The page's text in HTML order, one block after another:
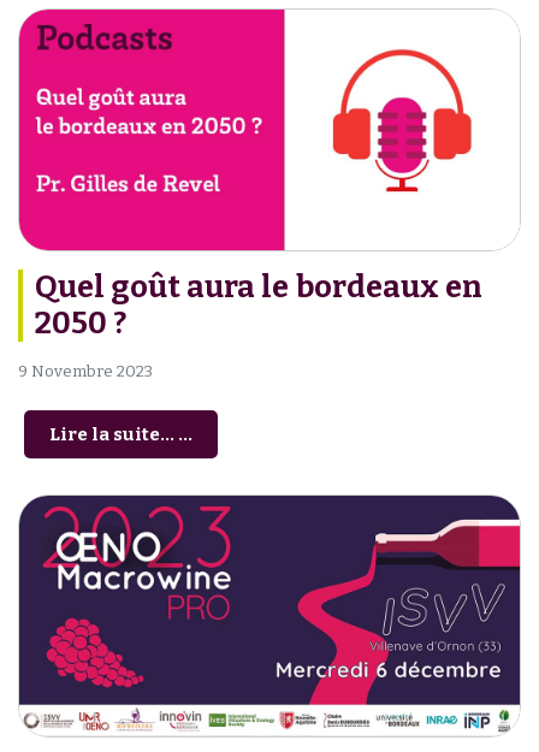
Quel goût aura le bordeaux en
2050 ?
9 Novembre 2023
Lire la suite... ...